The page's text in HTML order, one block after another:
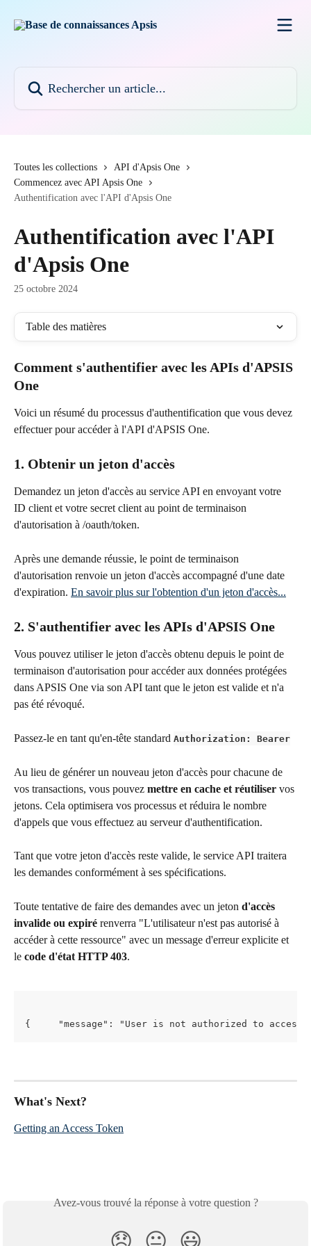
Toutes les collections
API d'Apsis One
Commencez avec API Apsis One
Authentification avec l'API d'Apsis One
Authentification avec l'API
d'Apsis One
25 octobre 2024
Table des matières
Comment s'authentifier avec les APIs d'APSIS
One
Voici un résumé du processus d'authentification que vous devez
effectuer pour accéder à l'API d'APSIS One.
1. Obtenir un jeton d'accès
Demandez un jeton d'accès au service API en envoyant votre
ID client et votre secret client au point de terminaison
d'autorisation à /oauth/token.
Après une demande réussie, le point de terminaison
d'autorisation renvoie un jeton d'accès accompagné d'une date
d'expiration. En savoir plus sur l'obtention d'un jeton d'accès...
2. S'authentifier avec les APIs d'APSIS One
Vous pouvez utiliser le jeton d'accès obtenu depuis le point de
terminaison d'autorisation pour accéder aux données protégées
dans APSIS One via son API tant que le jeton est valide et n'a
pas été révoqué.
Passez-le en tant qu'en-tête standard Authorization: Bearer
Au lieu de générer un nouveau jeton d'accès pour chacune de
vos transactions, vous pouvez mettre en cache et réutiliser vos
jetons. Cela optimisera vos processus et réduira le nombre
d'appels que vous effectuez au serveur d'authentification.
Tant que votre jeton d'accès reste valide, le service API traitera
les demandes conformément à ses spécifications.
Toute tentative de faire des demandes avec un jeton d'accès
invalide ou expiré renverra "L'utilisateur n'est pas autorisé à
accéder à cette ressource" avec un message d'erreur explicite et
le code d'état HTTP 403.
{     "message": "User is not authorized to
What's Next?
Getting an Access Token
Avez-vous trouvé la réponse à votre question ?